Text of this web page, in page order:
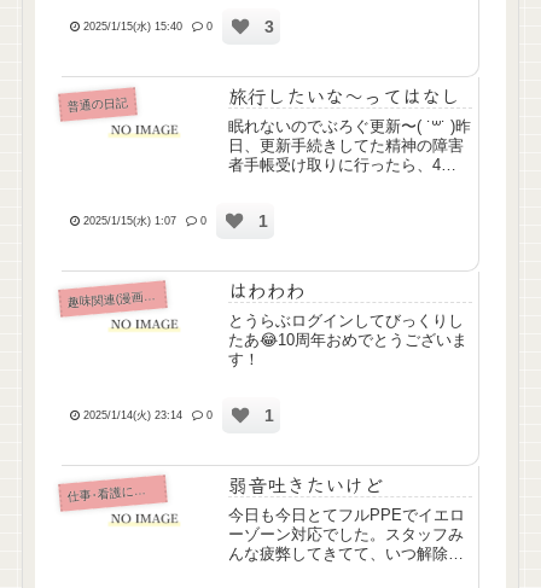
主治医に言ったら、朝晩飲んでた
献血できるようになりたいので
い...
2025/1/15(水) 15:40 0 3
普通の日記 旅行したいな～ってはなし
眠れないのでぶろぐ更新〜( ˙꒳​˙ )昨
日、更新手続きしてた精神の障害
者手帳受け取りに行ったら、4月
いのよね割とよく仙台に行くんだ
2025/1/15(水) 1:07 0 1
趣 はわわわ
とうらぶログインしてびっくりし
たあ😂10周年おめでとうございま
す！
2025/1/14(火) 23:14 0 1
仕
事･看護について 弱音吐きたいけど
今日も今日とてフルPPEでイエロ
ーゾーン対応でした。スタッフみ
んな疲弊してきてて、いつ解除に